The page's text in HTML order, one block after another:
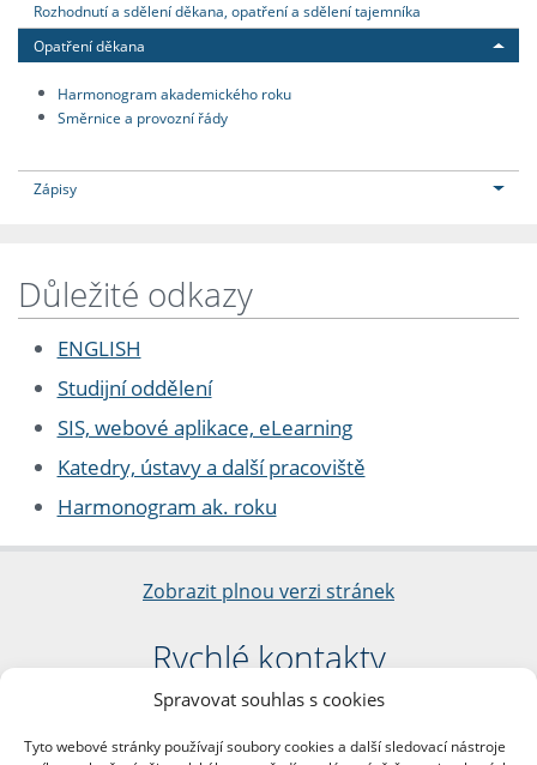
Spravovat souhlas s cookies
Tyto webové stránky používají soubory cookies a další sledovací nástroje
Rozhodnutí a sdělení děkana, opatření a sdělení tajemníka
Opatření děkana
Harmonogram akademického roku
Směrnice a provozní řády
Zápisy
Důležité odkazy
ENGLISH
Studijní oddělení
SIS, webové aplikace, eLearning
Katedry, ústavy a další pracoviště
Harmonogram ak. roku
Zobrazit plnou verzi stránek
Rychlé kontakty
Filozofická fakulta
nám. Jana Palacha 1/2